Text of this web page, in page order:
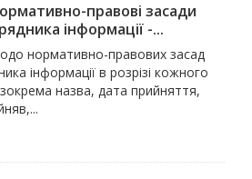
правові засади
інформації -...
нормативно-правових засад
інформації в розрізі кожного
назва, дата прийняття,